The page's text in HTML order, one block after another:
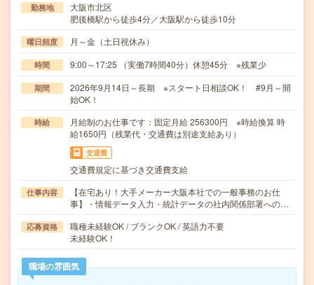
勤務地
大阪市北区
肥後橋駅から徒歩4分／大阪駅から徒歩10分
曜日頻度 月～金（土日祝休み）
時間 9:00～17:25 （実働7時間40分）休憩45分 ※残業少
期間
2026年9月14日～長期 ※スタート日相談OK！ #9月～開
始OK！
時給
月給制のお仕事です：固定月給 256300円 ※時給換算 時
給1650円（残業代・交通費は別途支給あり）
交通費
交通費規定に基づき交通費支給
仕事内容
【在宅あり！大手メーカー大阪本社での一般事務のお仕
事】・情報データ入力・統計データの社内関係部署への…
応募資格
職種未経験OK / ブランクOK / 英語力不要
未経験OK！
職場の雰囲気